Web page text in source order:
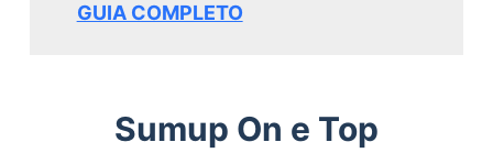
GUIA COMPLETO
Sumup On e Top